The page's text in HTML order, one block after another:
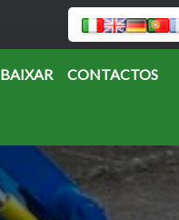
BAIXAR CONTACTOS